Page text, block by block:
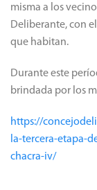
misma a los
Deliberante, con
que habitan.
Durante este
brindada por los
https://
la-tercera-etapa-
chacra-iv/